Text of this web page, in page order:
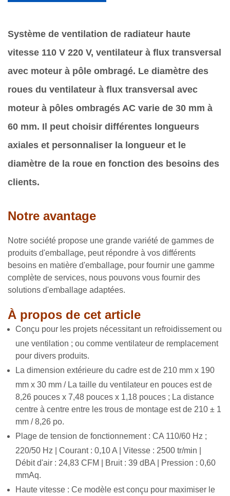
Système de ventilation de radiateur haute
vitesse 110 V 220 V, ventilateur à flux transversal
avec moteur à pôle ombragé. Le diamètre des
roues du ventilateur à flux transversal avec
moteur à pôles ombragés AC varie de 30 mm à
60 mm. Il peut choisir différentes longueurs
axiales et personnaliser la longueur et le
diamètre de la roue en fonction des besoins des
clients.
Notre avantage
Notre société propose une grande variété de gammes de
produits d'emballage, peut répondre à vos différents
besoins en matière d'emballage, pour fournir une gamme
complète de services, nous pouvons vous fournir des
solutions d'emballage adaptées.
À propos de cet article
Conçu pour les projets nécessitant un refroidissement ou
une ventilation ; ou comme ventilateur de remplacement
pour divers produits.
La dimension extérieure du cadre est de 210 mm x 190
mm x 30 mm / La taille du ventilateur en pouces est de
8,26 pouces x 7,48 pouces x 1,18 pouces ; La distance
centre à centre entre les trous de montage est de 210 ± 1
mm / 8,26 po.
Plage de tension de fonctionnement : CA 110/60 Hz ;
220/50 Hz | Courant : 0,10 A | Vitesse : 2500 tr/min |
Débit d'air : 24,83 CFM | Bruit : 39 dBA | Pression : 0,60
mmAq.
Haute vitesse : Ce modèle est conçu pour maximiser le